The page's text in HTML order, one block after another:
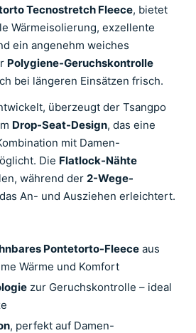
Tecnostretch Fleece, bietet
Wärmeisolierung, exzellente
ein angenehm weiches
Polygiene-Geruchskontrolle
bei längeren Einsätzen frisch.
überzeugt der Tsangpo
Drop-Seat-Design, das eine
mit Damen-
Die Flatlock-Nähte
während der 2-Wege-
das An- und Ausziehen erleichtert.
Pontetorto-Fleece aus
Wärme und Komfort
zur Geruchskontrolle – ideal
, perfekt auf Damen-